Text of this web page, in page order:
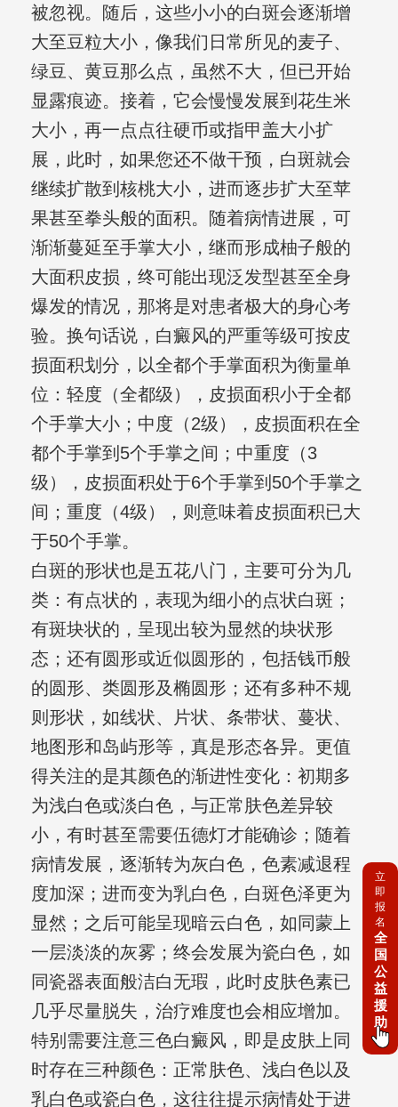
被忽视。随后，这些小小的白斑会逐渐增
大至豆粒大小，像我们日常所见的麦子、
绿豆、黄豆那么点，虽然不大，但已开始
显露痕迹。接着，它会慢慢发展到花生米
大小，再一点点往硬币或指甲盖大小扩
展，此时，如果您还不做干预，白斑就会
继续扩散到核桃大小，进而逐步扩大至苹
果甚至拳头般的面积。随着病情进展，可
渐渐蔓延至手掌大小，继而形成柚子般的
大面积皮损，终可能出现泛发型甚至全身
爆发的情况，那将是对患者极大的身心考
验。换句话说，白癜风的严重等级可按皮
损面积划分，以全都个手掌面积为衡量单
位：轻度（全都级），皮损面积小于全都
个手掌大小；中度（2级），皮损面积在全
都个手掌到5个手掌之间；中重度（3
级），皮损面积处于6个手掌到50个手掌之
间；重度（4级），则意味着皮损面积已大
于50个手掌。
白斑的形状也是五花八门，主要可分为几
类：有点状的，表现为细小的点状白斑；
有斑块状的，呈现出较为显然的块状形
态；还有圆形或近似圆形的，包括钱币般
的圆形、类圆形及椭圆形；还有多种不规
则形状，如线状、片状、条带状、蔓状、
地图形和岛屿形等，真是形态各异。更值
得关注的是其颜色的渐进性变化：初期多
为浅白色或淡白色，与正常肤色差异较
小，有时甚至需要伍德灯才能确诊；随着
病情发展，逐渐转为灰白色，色素减退程
度加深；进而变为乳白色，白斑色泽更为
显然；之后可能呈现暗云白色，如同蒙上
一层淡淡的灰雾；终会发展为瓷白色，如
同瓷器表面般洁白无瑕，此时皮肤色素已
几乎尽量脱失，治疗难度也会相应增加。
特别需要注意三色白癜风，即是皮肤上同
时存在三种颜色：正常肤色、浅白色以及
乳白色或瓷白色，这往往提示病情处于进
立
即
报
名
全
国
公
益
援
助